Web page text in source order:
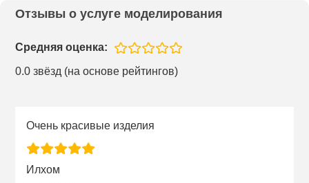
Отзывы о услуге моделирования
Средняя оценка:
0.0 звёзд (на основе рейтингов)
Очень красивые изделия
Илхом